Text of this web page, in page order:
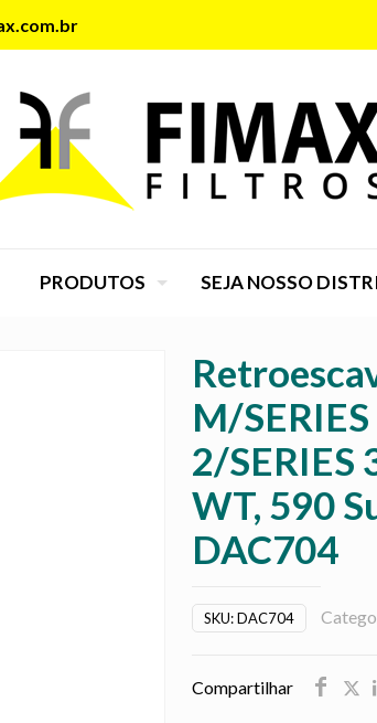
PRODUTOS SEJA NOSSO
M/
2/SERIES
WT, 590
DAC704
SKU:DAC704
Compartilhar